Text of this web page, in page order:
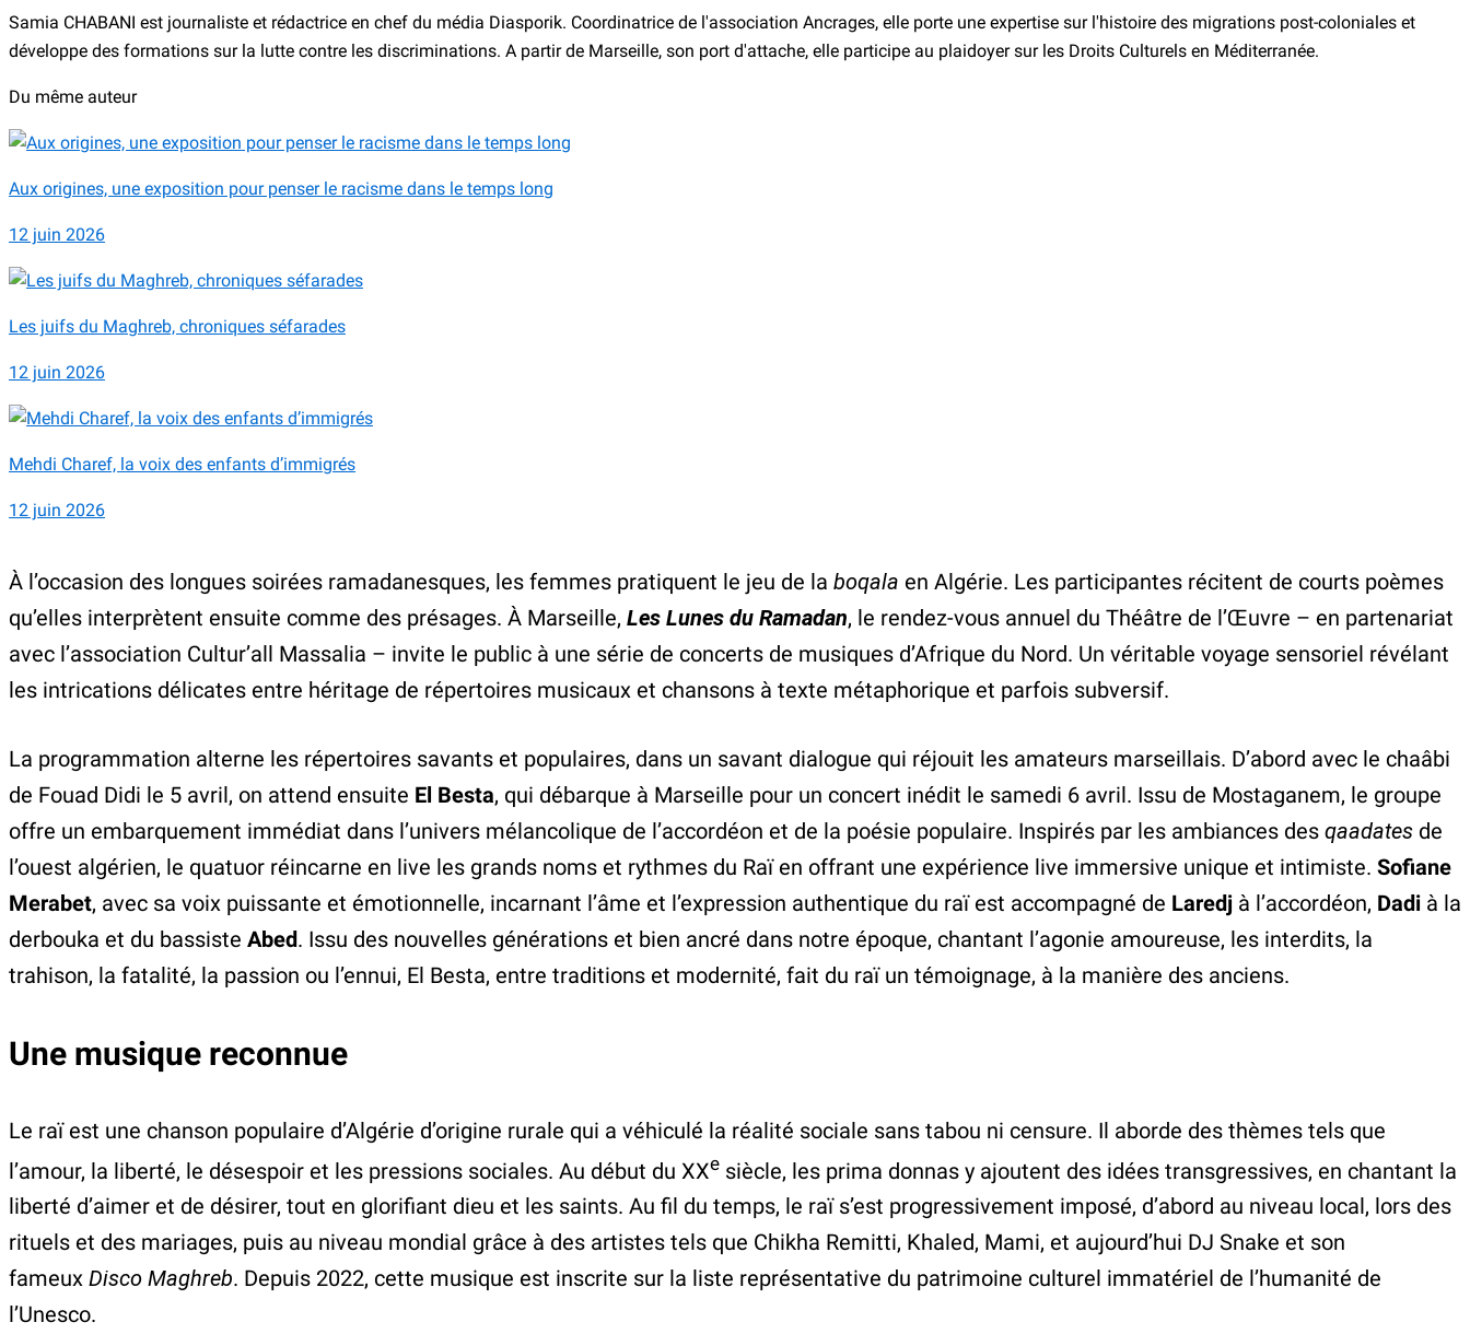
Samia CHABANI est journaliste et rédactrice en chef du média Diasporik. Coordinatrice de l'association Ancrages, elle porte une expertise sur l'histoire des migrations post-coloniales et
développe des formations sur la lutte contre les discriminations. A partir de Marseille, son port d'attache, elle participe au plaidoyer sur les Droits Culturels en Méditerranée.
Du même auteur
Aux origines, une exposition pour penser le racisme dans le temps long
12 juin 2026
Les juifs du Maghreb, chroniques séfarades
12 juin 2026
Mehdi Charef, la voix des enfants d’immigrés
12 juin 2026
À l’occasion des longues soirées ramadanesques, les femmes pratiquent le jeu de la boqala en Algérie. Les participantes récitent de courts poèmes
qu’elles interprètent ensuite comme des présages. À Marseille, Les Lunes du Ramadan, le rendez-vous annuel du Théâtre de l’Œuvre – en partenariat
avec l’association Cultur’all Massalia – invite le public à une série de concerts de musiques d’Afrique du Nord. Un véritable voyage sensoriel révélant
les intrications délicates entre héritage de répertoires musicaux et chansons à texte métaphorique et parfois subversif.
La programmation alterne les répertoires savants et populaires, dans un savant dialogue qui réjouit les amateurs marseillais. D’abord avec le chaâbi
de Fouad Didi le 5 avril, on attend ensuite El Besta, qui débarque à Marseille pour un concert inédit le samedi 6 avril. Issu de Mostaganem, le groupe
offre un embarquement immédiat dans l’univers mélancolique de l’accordéon et de la poésie populaire. Inspirés par les ambiances des qaadates de
l’ouest algérien, le quatuor réincarne en live les grands noms et rythmes du Raï en offrant une expérience live immersive unique et intimiste. Sofiane
Merabet, avec sa voix puissante et émotionnelle, incarnant l’âme et l’expression authentique du raï est accompagné de Laredj à l’accordéon, Dadi à la
derbouka et du bassiste Abed. Issu des nouvelles générations et bien ancré dans notre époque, chantant l’agonie amoureuse, les interdits, la
trahison, la fatalité, la passion ou l’ennui, El Besta, entre traditions et modernité, fait du raï un témoignage, à la manière des anciens.
Une musique reconnue
Le raï est une chanson populaire d’Algérie d’origine rurale qui a véhiculé la réalité sociale sans tabou ni censure. Il aborde des thèmes tels que
l’amour, la liberté, le désespoir et les pressions sociales. Au début du XXe siècle, les prima donnas y ajoutent des idées transgressives, en chantant la
liberté d’aimer et de désirer, tout en glorifiant dieu et les saints. Au fil du temps, le raï s’est progressivement imposé, d’abord au niveau local, lors des
rituels et des mariages, puis au niveau mondial grâce à des artistes tels que Chikha Remitti, Khaled, Mami, et aujourd’hui DJ Snake et son
fameux Disco Maghreb. Depuis 2022, cette musique est inscrite sur la liste représentative du patrimoine culturel immatériel de l’humanité de
l’Unesco.